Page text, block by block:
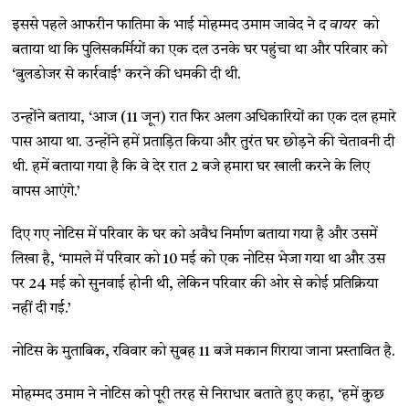
इससे पहले आफरीन फातिमा के भाई मोहम्मद उमाम जावेद नेद वायर को
बताया था कि पुलिसकर्मियों का एक दल उनके घर पहुंचा था और परिवार को
‘बुलडोजर से कार्रवाई’ करने की धमकी दी थी.
उन्होंने बताया, ‘आज (11 जून) रात फिर अलग अधिकारियों का एक दल हमारे
पास आया था. उन्होंने हमें प्रताड़ित किया और तुरंत घर छोड़ने की चेतावनी दी
थी. हमें बताया गया है कि वे देर रात 2 बजे हमारा घर खाली करने के लिए
वापस आएंगे.’
दिए गए नोटिस में परिवार के घर को अवैध निर्माण बताया गया है और उसमें
लिखा है, ‘मामले में परिवार को 10 मई को एक नोटिस भेजा गया था और उस
पर 24 मई को सुनवाई होनी थी, लेकिन परिवार की ओर से कोई प्रतिक्रिया
नहीं दी गई.’
नोटिस के मुताबिक, रविवार को सुबह 11 बजे मकान गिराया जाना प्रस्तावित है.
मोहम्मद उमाम ने नोटिस को पूरी तरह से निराधार बताते हुए कहा, ‘हमें कुछ